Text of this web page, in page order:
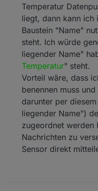
Temperatur
liegt, dann kann ich
Baustein "Name"
steht. Ich würde
liegender Name"
Temperatur" steht.
Vorteil wäre, dass
benennen muss
darunter per
liegender Name")
zugeordnet werden
Nachrichten zu
Sensor direkt